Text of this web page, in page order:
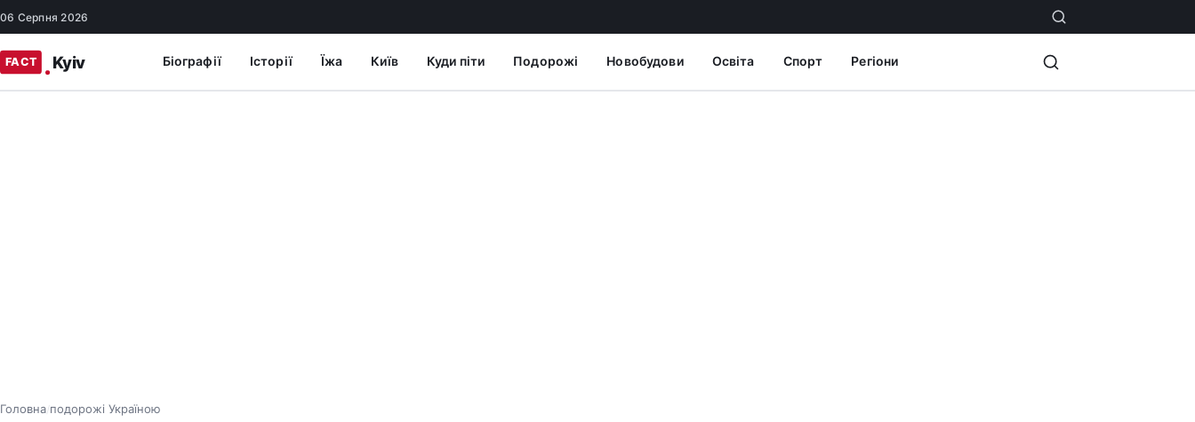
06 Серпня 2026
Біографії Історії Їжа Київ Куди піти Подорожі Новобудови Освіта Спорт Регіони
Головна/ подорожі Україною